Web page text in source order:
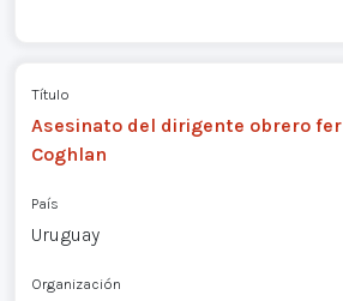
Título
Asesinato del dirigente obrero
Coghlan
País
Uruguay
Organización